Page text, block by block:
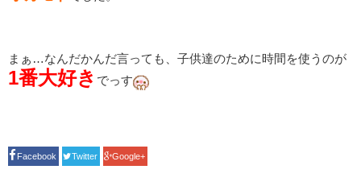
まぁ…なんだかんだ言っても、子供達のために時間を使うのが
1番大好き でっす
Facebook Twitter Google+